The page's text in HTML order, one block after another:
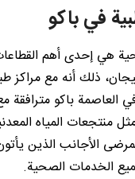
في باكو
هي إحدى أهم
ذلك أنه مع مراكز
العاصمة باكو مترافقة
منتجعات المياه
الأجانب الذين
الخدمات الصحية.